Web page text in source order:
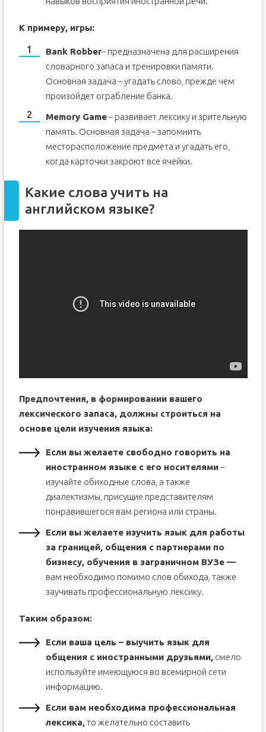
К примеру, игры:
Bank Robber– предназначена для расширения
словарного запаса и тренировки памяти.
Основная задача – угадать слово, прежде чем
произойдет ограбление банка.
Memory Game– развивает лексику и зрительную
память. Основная задача – запомнить
месторасположение предмета и угадать его,
когда карточки закроют все ячейки.
Какие слова учить на
английском языке?
Предпочтения, в формировании вашего
лексического запаса, должны строиться на
основе цели изучения языка:
Если вы желаете свободно говорить на
иностранном языке с его носителями–
изучайте обиходные слова, а также
диалектизмы, присущие представителям
понравившегося вам региона или страны.
Если вы желаете изучить язык для работы
за границей, общения с партнерами по
бизнесу, обучения в заграничном ВУЗе —
вам необходимо помимо слов обихода, также
заучивать профессиональную лексику.
Таким образом:
Если ваша цель – выучить язык для
общения с иностранными друзьями,смело
используйте имеющуюся во всемирной сети
информацию.
Если вам необходима профессиональная
лексика,то желательно составить